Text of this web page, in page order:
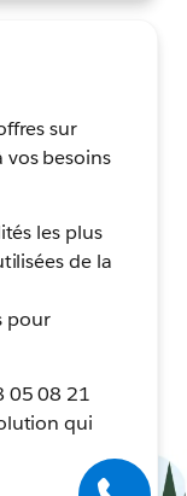
sur
besoins
les plus
de la
pour
05 08 21
qui